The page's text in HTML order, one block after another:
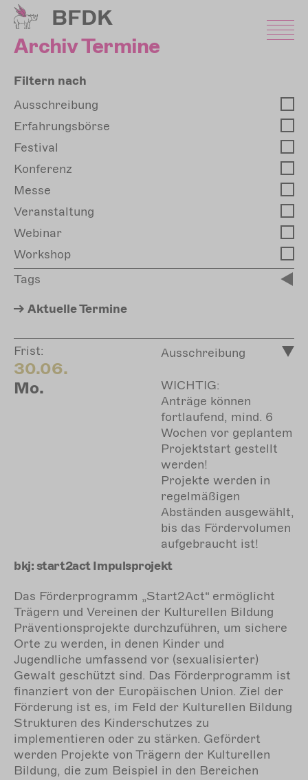
Direkt
zum
Inhalt
BFDK
Archiv Termine
Frist:
30.06.
Mo.
Ausschreibung
WICHTIG:
Anträge können
fortlaufend, mind. 6
Wochen vor geplantem
Projektstart gestellt
werden!
Projekte werden in
regelmäßigen
Abständen ausgewählt,
bis das Fördervolumen
aufgebraucht ist!
bkj: start2act Impulsprojekt
Das Förderprogramm „Start2Act“ ermöglicht
Trägern und Vereinen der Kulturellen Bildung
Präventionsprojekte durchzuführen, um sichere
Orte zu werden, in denen Kinder und
Jugendliche umfassend vor (sexualisierter)
Gewalt geschützt sind. Das Förderprogramm ist
finanziert von der Europäischen Union. Ziel der
Förderung ist es, im Feld der Kulturellen Bildung
Strukturen des Kinderschutzes zu
implementieren oder zu stärken. Gefördert
werden Projekte von Trägern der Kulturellen
Bildung, die zum Beispiel in den Bereichen
Filtern nach
Ausschreibung
Erfahrungsbörse
Festival
Konferenz
Messe
Veranstaltung
Webinar
Workshop
Tags
AktuelleTermine